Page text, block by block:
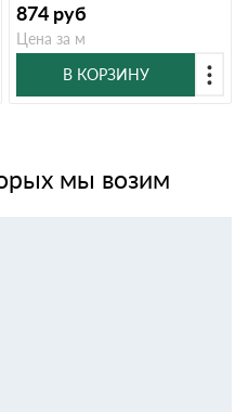
874 руб
Цена за м
В КОРЗИНУ
мы возим